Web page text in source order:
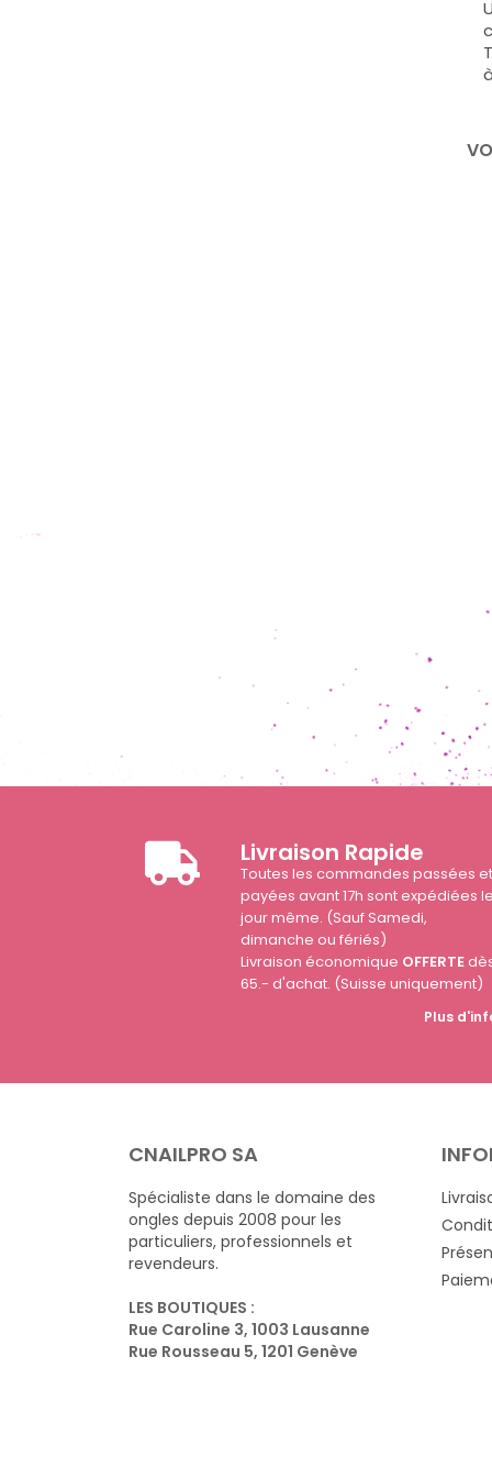
Livraison Rapide
Toutes les commandes passées et
payées avant 17h sont expédiées le
jour même. (Sauf Samedi,
dimanche ou fériés)
Livraison économique OFFERTE
65.- d'achat. (Suisse uniquement)
Plus
CNAILPRO SA
Spécialiste dans le domaine des
ongles depuis 2008 pour les
particuliers, professionnels et
revendeurs.
LES BOUTIQUES :
Rue Caroline 3, 1003 Lausanne
Rue Rousseau 5, 1201 Genève